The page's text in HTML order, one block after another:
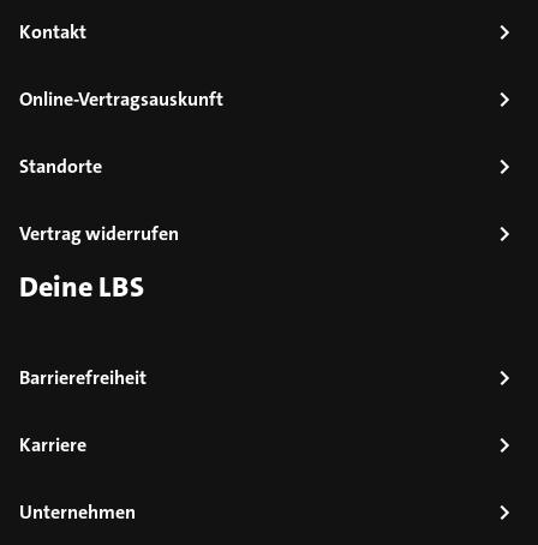
Kontakt
Online-Vertragsauskunft
Standorte
Vertrag widerrufen
Deine LBS
Barrierefreiheit
Karriere
Unternehmen